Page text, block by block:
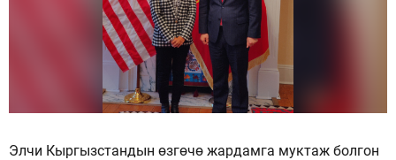
Элчи Кыргызстандын өзгөчө жардамга муктаж болгон